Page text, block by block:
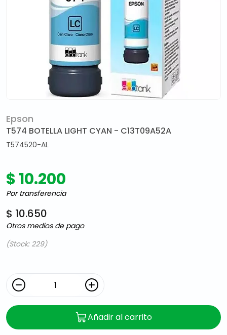
Epson
T574 BOTELLA LIGHT CYAN - C13T09A52A
T574520-AL
$ 10.200
Por transferencia
$ 10.650
Otros medios de pago
(Stock: 229)
Añadir al carrito